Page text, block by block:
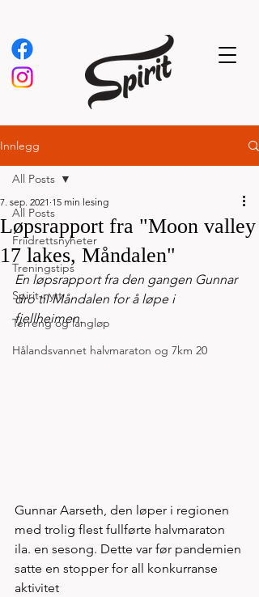
Innlegg
All Posts
Friidrettsnyheter
Treningstips
Spirit-nytt
Terreng og langløp
Hålandsvannet halvmaraton og 7km 20
All Posts
Løpsrapport fra "Moon valley
17 lakes, Måndalen"
7. sep. 2021 15 min lesing
En løpsrapport fra den gangen Gunnar
dro til Måndalen for å løpe i
fjellheimen.
Gunnar Aarseth, den løper i regionen
med trolig flest fullførte halvmaraton
ila. en sesong. Dette var før pandemien
satte en stopper for all konkurranse
aktivitet